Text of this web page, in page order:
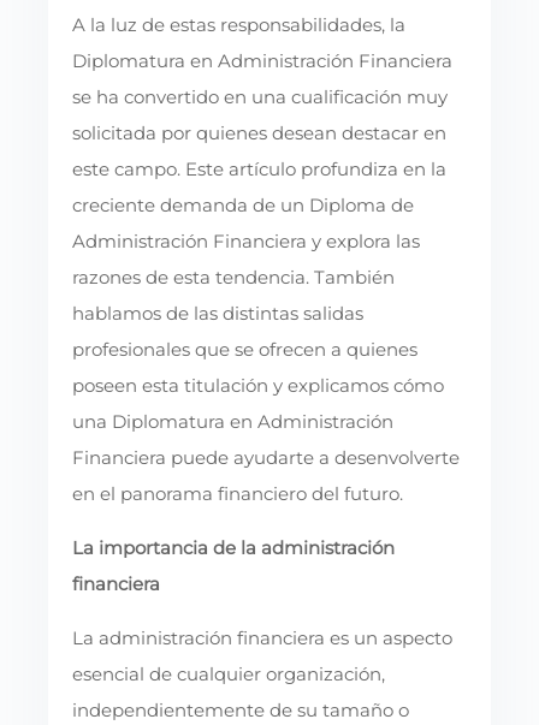
A la luz de estas responsabilidades, la
Diplomatura en Administración Financiera
se ha convertido en una cualificación muy
solicitada por quienes desean destacar en
este campo. Este artículo profundiza en la
creciente demanda de un Diploma de
Administración Financiera y explora las
razones de esta tendencia. También
hablamos de las distintas salidas
profesionales que se ofrecen a quienes
poseen esta titulación y explicamos cómo
una Diplomatura en Administración
Financiera puede ayudarte a desenvolverte
en el panorama financiero del futuro.
La importancia de la administración
financiera
La administración financiera es un aspecto
esencial de cualquier organización,
independientemente de su tamaño o